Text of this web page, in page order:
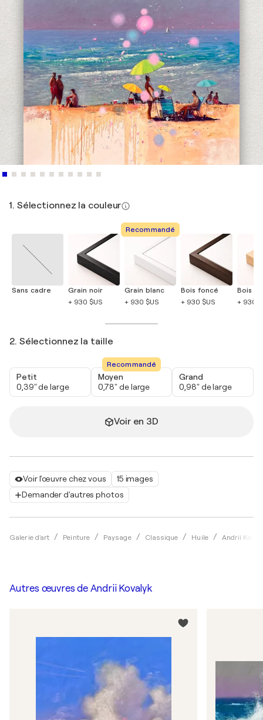
Voir l'œuvre chez vous
15 images
Demander d'autres photos
Galerie d'art Peinture Paysage Classique Huile Andrii
1. Sélectionnez la couleur
Sans cadre
Grain noir
+ 930 $US
Recommandé
Grain blanc
+ 930 $US
Bois foncé
+ 930 $US
Bois
+ 930
2. Sélectionnez la taille
Petit
0,39" de large
Recommandé
Moyen
0,78" de large
Grand
0,98" de large
Voir en 3D
Autres œuvres de Andrii Kovalyk